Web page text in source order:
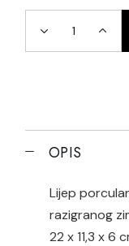
Porculanski
OPIS
Lijep
razigranog
22 x 11,3 x 6